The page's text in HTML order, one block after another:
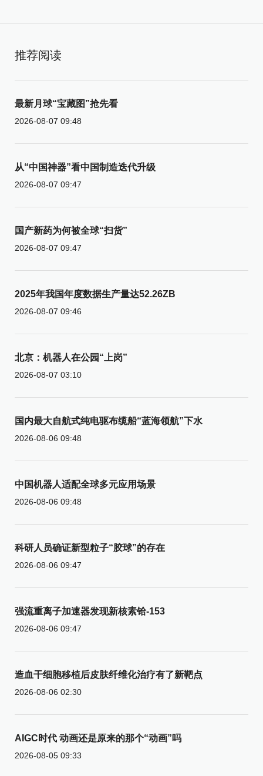
推荐阅读
最新月球“宝藏图”抢先看
2026-08-07 09:48
从“中国神器”看中国制造迭代升级
2026-08-07 09:47
国产新药为何被全球“扫货”
2026-08-07 09:47
2025年我国年度数据生产量达52.26ZB
2026-08-07 09:46
北京：机器人在公园“上岗”
2026-08-07 03:10
国内最大自航式纯电驱布缆船“蓝海领航”下水
2026-08-06 09:48
中国机器人适配全球多元应用场景
2026-08-06 09:48
科研人员确证新型粒子“胶球”的存在
2026-08-06 09:47
强流重离子加速器发现新核素铪-153
2026-08-06 09:47
造血干细胞移植后皮肤纤维化治疗有了新靶点
2026-08-06 02:30
AIGC时代 动画还是原来的那个“动画”吗
2026-08-05 09:33